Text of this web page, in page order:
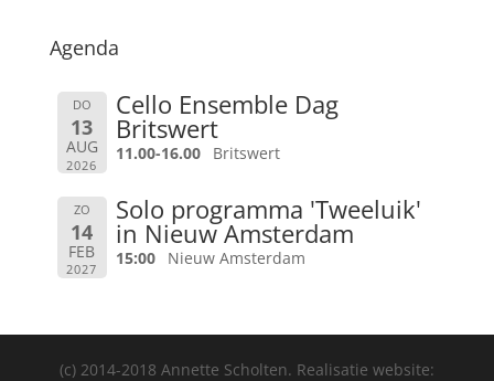
Agenda
DO
13
AUG
2026
Cello Ensemble Dag
Britswert
11.00-16.00 Britswert
ZO
14
FEB
2027
Solo programma 'Tweeluik'
in Nieuw Amsterdam
15:00 Nieuw Amsterdam
(c) 2014-2018 Annette Scholten. Realisatie website: